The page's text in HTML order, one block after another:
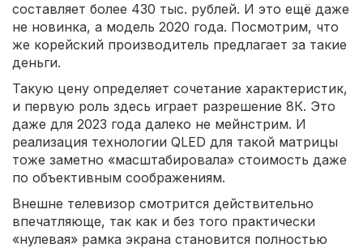
составляет более 430 тыс. рублей. И это ещё даже
не новинка, а модель 2020 года. Посмотрим, что
же корейский производитель предлагает за такие
деньги.
Такую цену определяет сочетание характеристик,
и первую роль здесь играет разрешение 8К. Это
даже для 2023 года далеко не мейнстрим. И
реализация технологии QLED для такой матрицы
тоже заметно «масштабировала» стоимость даже
по объективным соображениям.
Внешне телевизор смотрится действительно
впечатляюще, так как и без того практически
«нулевая» рамка экрана становится полностью